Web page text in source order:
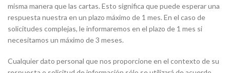
misma manera que las cartas. Esto significa que puede esperar una
respuesta nuestra en un plazo máximo de 1 mes. En el caso de
solicitudes complejas, le informaremos en el plazo de 1 mes si
necesitamos un máximo de 3 meses.
Cualquier dato personal que nos proporcione en el contexto de su